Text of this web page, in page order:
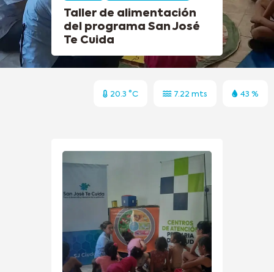
Taller de alimentación
del programa San José
Te Cuida
20.3 °C 7.22 mts 43 %